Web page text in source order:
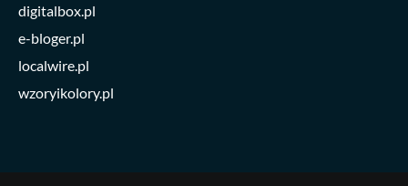
digitalbox.pl
e-bloger.pl
localwire.pl
wzoryikolory.pl